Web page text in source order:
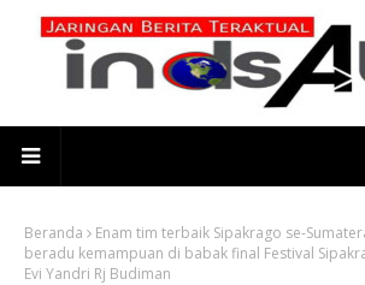
Beranda
Enam tim terbaik Sipakrago se-
beradu kemampuan di babak final Festival
Evi Yandri Rj Budiman